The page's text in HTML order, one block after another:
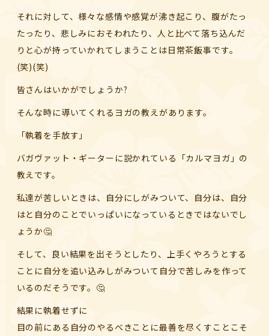
それに対して、様々な感情や感覚が沸き起こり、腹がたっ
たったり、悲しみにおそわれたり、人と比べて落ち込んだ
りと心が持っていかれてしまうことは日常茶飯事です。
(笑)(笑)
皆さんはいかがでしょうか?
そんな時に導いてくれるヨガの教えがあります。
「執着を手放す」
バガヴァット・ギーターに説かれている「カルマヨガ」の
教えです。
私達が苦しいときは、自分にしがみついて、自分は、自分
はと自分のことでいっぱいになっているときではないでし
ょうか🤔
そして、良い結果を出そうとしたり、上手くやろうとする
ことに自分を追い込みしがみついて自分で苦しみを作って
いるのだそうです。🤔
結果に執着せずに
目の前にある自分のやるべきことに最善を尽くすことこそ